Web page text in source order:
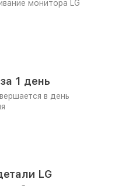
монитора LG
1 день
в день
LG